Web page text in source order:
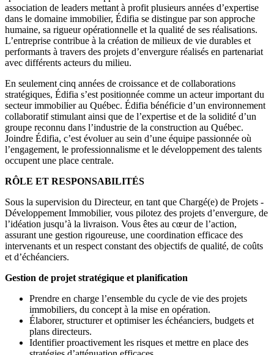
association de leaders mettant à profit plusieurs années d’expertise
dans le domaine immobilier, Édifia se distingue par son approche
humaine, sa rigueur opérationnelle et la qualité de ses réalisations.
L’entreprise contribue à la création de milieux de vie durables et
performants à travers des projets d’envergure réalisés en partenariat
avec différents acteurs du milieu.
En seulement cinq années de croissance et de collaborations
stratégiques, Édifia s’est positionnée comme un acteur important du
secteur immobilier au Québec. Édifia bénéficie d’un environnement
collaboratif stimulant ainsi que de l’expertise et de la solidité d’un
groupe reconnu dans l’industrie de la construction au Québec.
Joindre Édifia, c’est évoluer au sein d’une équipe passionnée où
l’engagement, le professionnalisme et le développement des talents
occupent une place centrale.
RÔLE ET RESPONSABILITÉS
Sous la supervision du Directeur, en tant que Chargé(e) de Projets -
Développement Immobilier, vous pilotez des projets d’envergure, de
l’idéation jusqu’à la livraison. Vous êtes au cœur de l’action,
assurant une gestion rigoureuse, une coordination efficace des
intervenants et un respect constant des objectifs de qualité, de coûts
et d’échéanciers.
Gestion de projet stratégique et planification
Prendre en charge l’ensemble du cycle de vie des projets
immobiliers, du concept à la mise en opération.
Élaborer, structurer et optimiser les échéanciers, budgets et
plans directeurs.
Identifier proactivement les risques et mettre en place des